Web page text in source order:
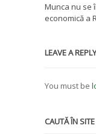
Munca nu se
economică a
LEAVE A REPLY
You must be
CAUTĂ ÎN SITE